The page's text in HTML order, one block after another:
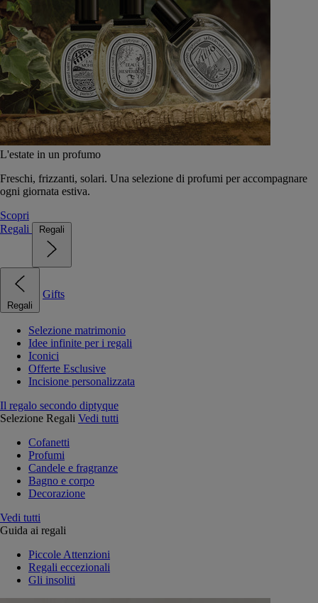
L'estate in un profumo
Freschi, frizzanti, solari. Una selezione di profumi per accompagnare
ogni giornata estiva.
Scopri
Regali
Regali
Regali
Gifts
Selezione matrimonio
Idee infinite per i regali
Iconici
Offerte Esclusive
Incisione personalizzata
Il regalo secondo diptyque
Selezione Regali Vedi tutti
Cofanetti
Profumi
Candele e fragranze
Bagno e corpo
Decorazione
Vedi tutti
Guida ai regali
Piccole Attenzioni
Regali eccezionali
Gli insoliti